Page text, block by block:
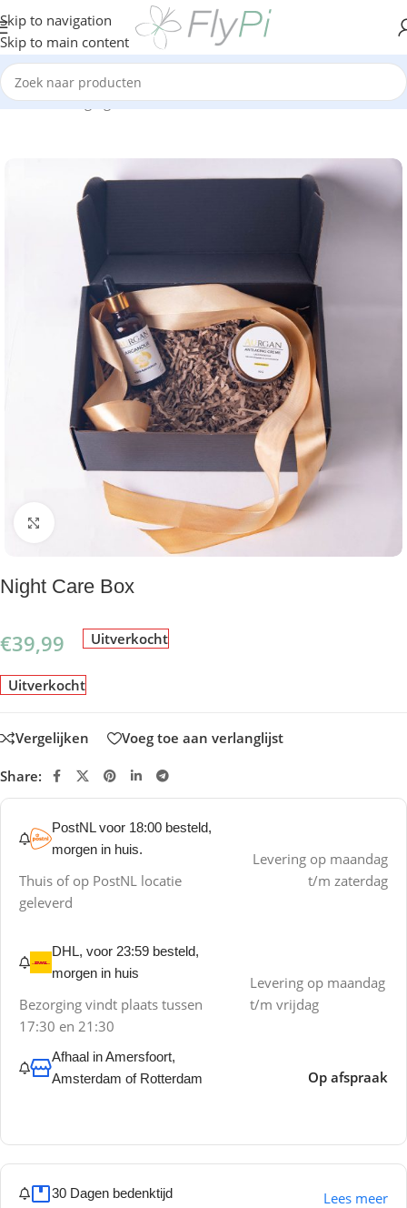
Skip to navigation
Skip to main content
Home/Verzorging/Cosmetica
Klik om te vergroten
Night Care Box
€39,99 Uitverkocht
Uitverkocht
Vergelijken Voeg toe aan verlanglijst
Share:
PostNL voor 18:00 besteld,
morgen in huis.
Thuis of op PostNL locatie
geleverd
Levering op maandag
t/m zaterdag
DHL, voor 23:59 besteld,
morgen in huis
Bezorging vindt plaats tussen
17:30 en 21:30
Levering op maandag
t/m vrijdag
Afhaal in Amersfoort,
Amsterdam of Rotterdam
Op afspraak
30 Dagen bedenktijd Lees meer